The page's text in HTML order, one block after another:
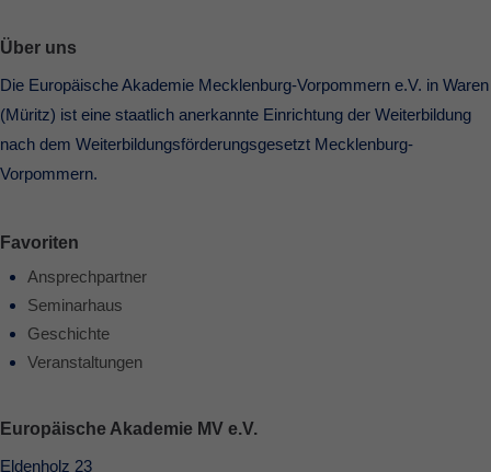
Über uns
Die Europäische Akademie Mecklenburg-Vorpommern e.V. in Waren
(Müritz) ist eine staatlich anerkannte Einrichtung der Weiterbildung
nach dem Weiterbildungsförderungsgesetzt Mecklenburg-
Vorpommern.
Favoriten
Ansprechpartner
Seminarhaus
Geschichte
Veranstaltungen
Europäische Akademie MV e.V.
Eldenholz 23